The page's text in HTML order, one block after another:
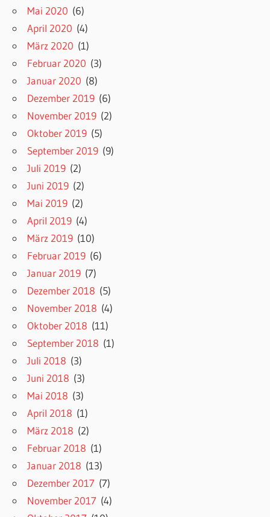
Mai 2020 (6)
April 2020 (4)
März 2020 (1)
Februar 2020 (3)
Januar 2020 (8)
Dezember 2019 (6)
November 2019 (2)
Oktober 2019 (5)
September 2019 (9)
Juli 2019 (2)
Juni 2019 (2)
Mai 2019 (2)
April 2019 (4)
März 2019 (10)
Februar 2019 (6)
Januar 2019 (7)
Dezember 2018 (5)
November 2018 (4)
Oktober 2018 (11)
September 2018 (1)
Juli 2018 (3)
Juni 2018 (3)
Mai 2018 (3)
April 2018 (1)
März 2018 (2)
Februar 2018 (1)
Januar 2018 (13)
Dezember 2017 (7)
November 2017 (4)